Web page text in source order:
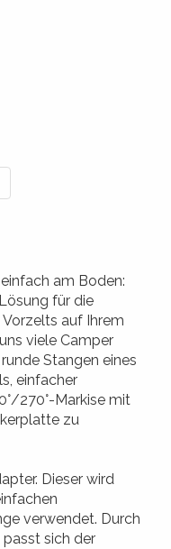
am Boden:
für die
auf Ihrem
viele Camper
Stangen eines
einfacher
270°-Markise mit
zu
Dieser wird
verwendet. Durch
sich der